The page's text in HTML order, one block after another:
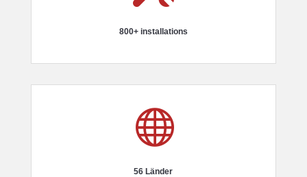
800+ installations

56 Länder